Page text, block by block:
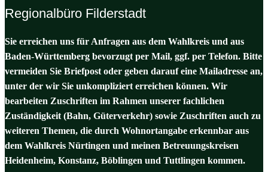
Regionalbüro Filderstadt
Sie erreichen uns für Anfragen aus dem Wahlkreis und aus
Baden-Württemberg bevorzugt per Mail, ggf. per Telefon. Bitte
vermeiden Sie Briefpost oder geben darauf eine Mailadresse an,
unter der wir Sie unkompliziert erreichen können. Wir
bearbeiten Zuschriften im Rahmen unserer fachlichen
Zuständigkeit (Bahn, Güterverkehr) sowie Zuschriften auch zu
weiteren Themen, die durch Wohnortangabe erkennbar aus
dem Wahlkreis Nürtingen und meinen Betreuungskreisen
Heidenheim, Konstanz, Böblingen und Tuttlingen kommen.